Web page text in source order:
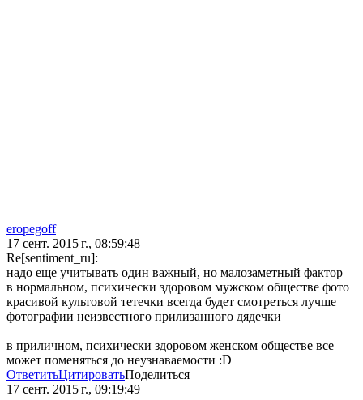
eropegoff
17 сент. 2015 г., 08:59:48
Re[sentiment_ru]:
надо еще учитывать один важный, но малозаметный фактор
в нормальном, психически здоровом мужском обществе фото
красивой культовой тетечки всегда будет смотреться лучше
фотографии неизвестного прилизанного дядечки
в приличном, психически здоровом женском обществе все
может поменяться до неузнаваемости :D
ОтветитьЦитироватьПоделиться
17 сент. 2015 г., 09:19:49